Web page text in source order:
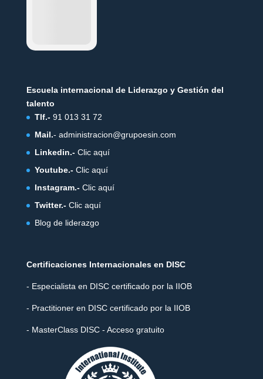
Escuela internacional de Liderazgo y Gestión del
talento
Tlf.-91 013 31 72
Mail.- administracion@grupoesin.com
Linkedin.- Clic aquí
Youtube.- Clic aquí
Instagram.- Clic aquí
Twitter.- Clic aquí
Blog de liderazgo
Certificaciones Internacionales en DISC
- Especialista en DISC certificado por la IIOB
- Practitioner en DISC certificado por la IIOB
- MasterClass DISC - Acceso gratuito